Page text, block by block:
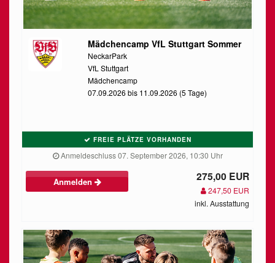
Mädchencamp VfL Stuttgart Sommer
NeckarPark
VfL Stuttgart
Mädchencamp
07.09.2026 bis 11.09.2026 (5 Tage)
FREIE PLÄTZE VORHANDEN
Anmeldeschluss 07. September 2026, 10:30 Uhr
Anmelden 275,00 EUR
247,50 EUR
inkl. Ausstattung